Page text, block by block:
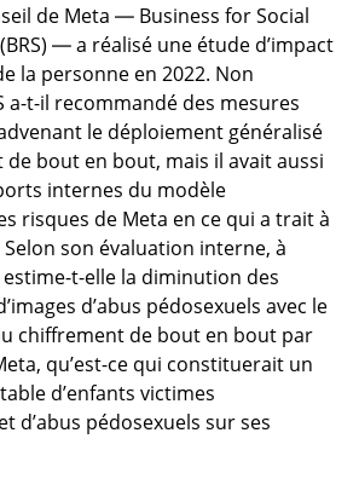
de Meta — Business for Social
— a réalisé une étude d’impact
la personne en 2022. Non
a-t-il recommandé des mesures
le déploiement généralisé
bout en bout, mais il avait aussi
internes du modèle
risques de Meta en ce qui a trait à
son évaluation interne, à
t-elle la diminution des
d’abus pédosexuels avec le
chiffrement de bout en bout par
qu’est-ce qui constituerait un
d’enfants victimes
d’abus pédosexuels sur ses